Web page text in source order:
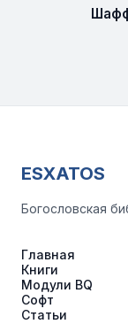
ESXATOS
Богословская
Главная
Книги
Модули BQ
Софт
Статьи